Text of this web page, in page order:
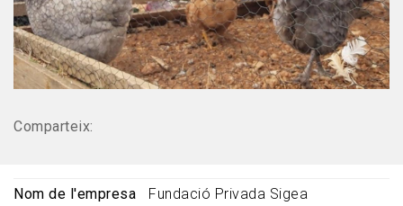
Comparteix:
Nom de l'empresa
Fundació Privada Sigea